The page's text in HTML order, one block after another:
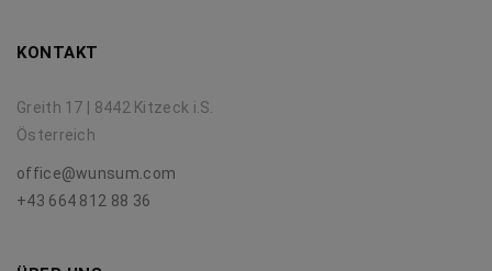
KONTAKT
Greith 17 | 8442 Kitzeck i.S.
Österreich
office@wunsum.com
+43 664 812 88 36